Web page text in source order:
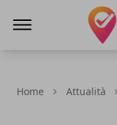
Home Attualità